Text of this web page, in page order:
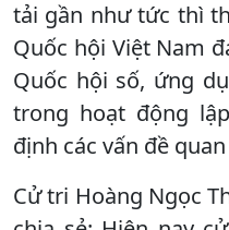
tải gần như tức thì
Quốc hội Việt Nam
Quốc hội số, ứng
trong hoạt động
định các vấn đề
Cử tri Hoàng Ngọc